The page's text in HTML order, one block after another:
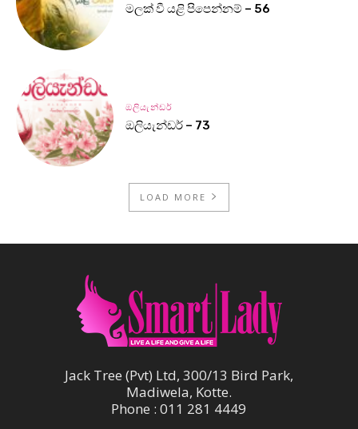
මලක් වී යළි පිපෙන්නම් – 56
ඔලියැන්ඩර්
ඔලියැන්ඩර් – 73
LOAD MORE
Jack Tree (Pvt) Ltd, 300/13 Bird Park,
Madiwela, Kotte.
Phone : 011 281 4449